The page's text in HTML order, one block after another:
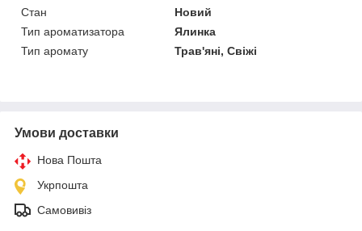
Стан
Новий
Тип ароматизатора
Ялинка
Тип аромату
Трав'яні, Свіжі
Умови доставки
Нова Пошта
Укрпошта
Самовивіз